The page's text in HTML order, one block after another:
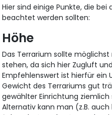
Hier sind einige Punkte, die bei
beachtet werden sollten:
Höhe
Das Terrarium sollte
stehen, da sich hier Zugluft
Empfehlenswert ist hierfür ein
Gewicht des Terrariums gut
gewählter Einrichtung
Alternativ kann man (z.B.